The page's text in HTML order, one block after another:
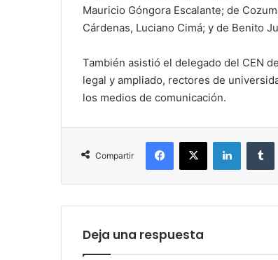
Mauricio Góngora Escalante; de
Cárdenas, Luciano Cimá; y de Benito
También asistió el delegado del CEN
legal y ampliado, rectores de
los medios de comunicación.
Compartir
Facebook
X LinkedIn
Deja una respuesta